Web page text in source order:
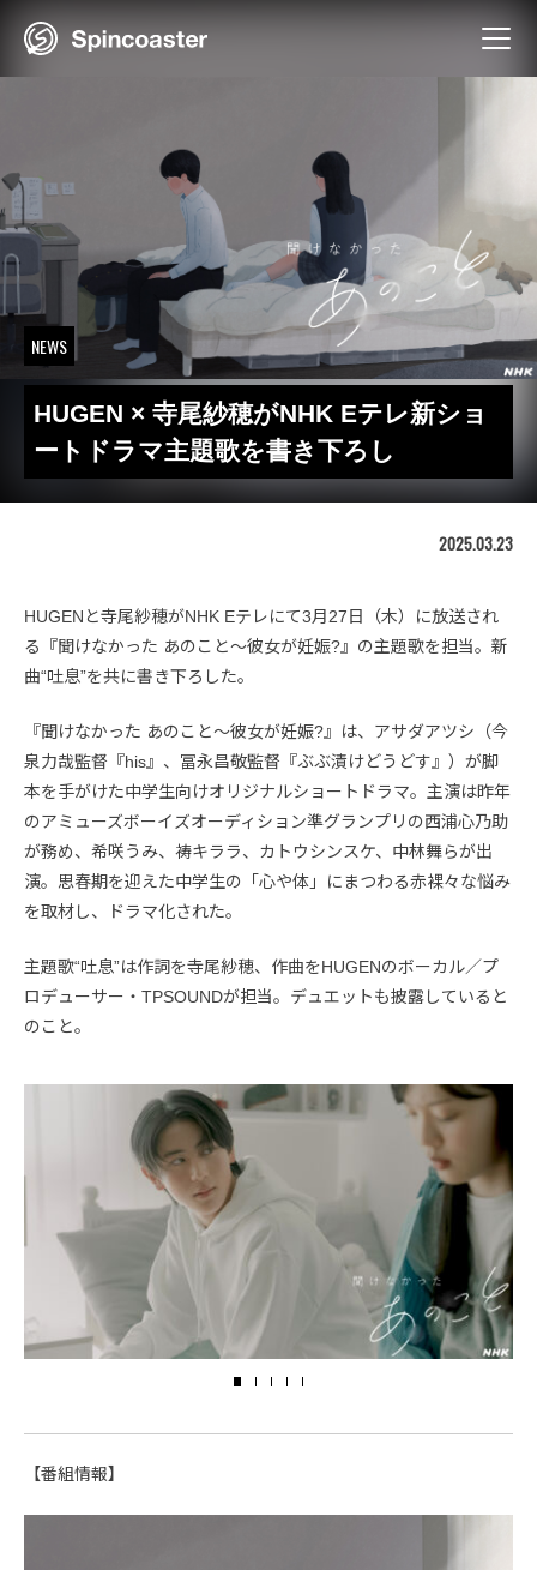
NEWS
HUGEN × 寺尾紗穂がNHK Eテレ新ショ
ートドラマ主題歌を書き下ろし
2025.03.23
HUGENと寺尾紗穂がNHK Eテレにて3月27日（木）に放送され
る『聞けなかった あのこと〜彼女が妊娠?』の主題歌を担当。新
曲“吐息”を共に書き下ろした。
『聞けなかった あのこと〜彼女が妊娠?』は、アサダアツシ（今
泉力哉監督『his』、冨永昌敬監督『ぶぶ漬けどうどす』）が脚
本を手がけた中学生向けオリジナルショートドラマ。主演は昨年
のアミューズボーイズオーディション準グランプリの西浦心乃助
が務め、希咲うみ、祷キララ、カトウシンスケ、中林舞らが出
演。思春期を迎えた中学生の「心や体」にまつわる赤裸々な悩み
を取材し、ドラマ化された。
主題歌“吐息”は作詞を寺尾紗穂、作曲をHUGENのボーカル／プ
ロデューサー・TPSOUNDが担当。デュエットも披露していると
のこと。
【番組情報】